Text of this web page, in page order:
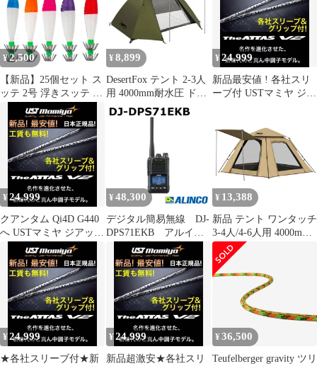
防風防水 防災用 通気性
収納袋付き 自立式 海水
浴 花見 登山 カット zp
(カーキ)
スマホ/クレジットカー
ド/現金/鍵など共に収納
対応
iPhone17/16/15/14/13/Ga
laxyS25Ultraなど7イン
チ 0
¥2,500
【新品】25個セット ス
ッテ 2号 浮きスッテ 各
色5本セット 浮スッテ
4g ドロッパー 漁師 業
務用 プロ仕様 漁具 イ
カスッテ 夜光 蛍光 蛍
光色 蓄光 イカ イカ漁
船 イカ釣り スルメイカ
ヤリイカ アオリイカ ダ
ブルカンナ 4グラム 浮
きスッテ2号
¥ 8,899
DesertFox テント 2-3人
用 4000mm耐水圧 ドー
ムテント 前室あり キャ
ンプテント コンパクト
層構造 4シーズン 簡単
設営 超軽量 UVカット
自立式 通気防風防雨 ツ
ーリングドーム キャン
プテント (深緑)
¥24,999
新品最安値 ! 各社スリ
ーブ付 USTマミヤ ジア
¥24,999
クアンタム Qi4D G440
へ USTマミヤ ジアッタ
スV2★ドラコンアッタ
ス
¥ 48,300
デジタル簡易無線 DJ-
DPS71EKB アルイン
コ Bluetooth対応 大
容量バッテリー
351MHz帯 増波対応
登録局(3R) ハンディト
ランシーバー
5W/82ch dj-dps71ekb
※送料無料 （ 沖縄・離
島を除く ）
¥ 13,388
新品 テント ワンタッチ
3-4人/4-6人用 4000mm
耐水圧 テント 前室あり
DesertFox キャンプテン
ト コンパクト軽軽量 撥
水加工素材 自立式 二重
層構造 4シーズン 簡単
設営 初心者向け UVカ
ット 通気防風防雨 収納
袋付き (カーキX-
¥24,999
★各社スリーブ付★新
¥24,999
新品超激安★各社スリ
¥36,500
Teufelberger gravity ツリ